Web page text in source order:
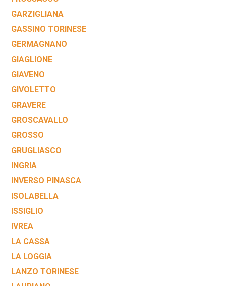
GARZIGLIANA
GASSINO TORINESE
GERMAGNANO
GIAGLIONE
GIAVENO
GIVOLETTO
GRAVERE
GROSCAVALLO
GROSSO
GRUGLIASCO
INGRIA
INVERSO PINASCA
ISOLABELLA
ISSIGLIO
IVREA
LA CASSA
LA LOGGIA
LANZO TORINESE